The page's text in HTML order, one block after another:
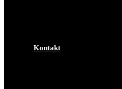
Kontakt